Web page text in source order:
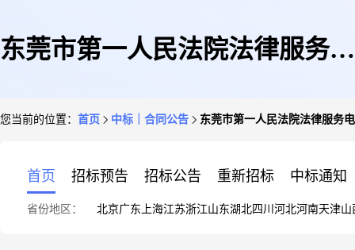
东莞市第一人民法院法律服务电
您当前的位置： 首页 中标｜合同公告 东莞市第一人民法院法律服务
首页 招标预告 招标公告 重新招标 中标通知
省份地区： 北京广东 上海江苏浙江山东湖北四川 河北河南天津山